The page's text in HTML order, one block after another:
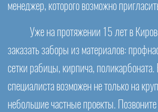
менеджер, которого возможно
Уже на протяжении 15 лет в
заказать заборы из материалов:
сетки рабицы, кирпича,
специалиста возможен не только на
небольшие частные проекты.